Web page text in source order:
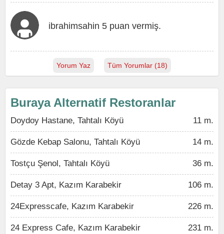
ibrahimsahin 5 puan vermiş.
Yorum Yaz Tüm Yorumlar (18)
Buraya Alternatif Restoranlar
Doydoy Hastane, Tahtalı Köyü 11 m.
Gözde Kebap Salonu, Tahtalı Köyü 14 m.
Tostçu Şenol, Tahtalı Köyü 36 m.
Detay 3 Apt, Kazım Karabekir 106 m.
24Expresscafe, Kazım Karabekir 226 m.
24 Express Cafe, Kazım Karabekir 231 m.